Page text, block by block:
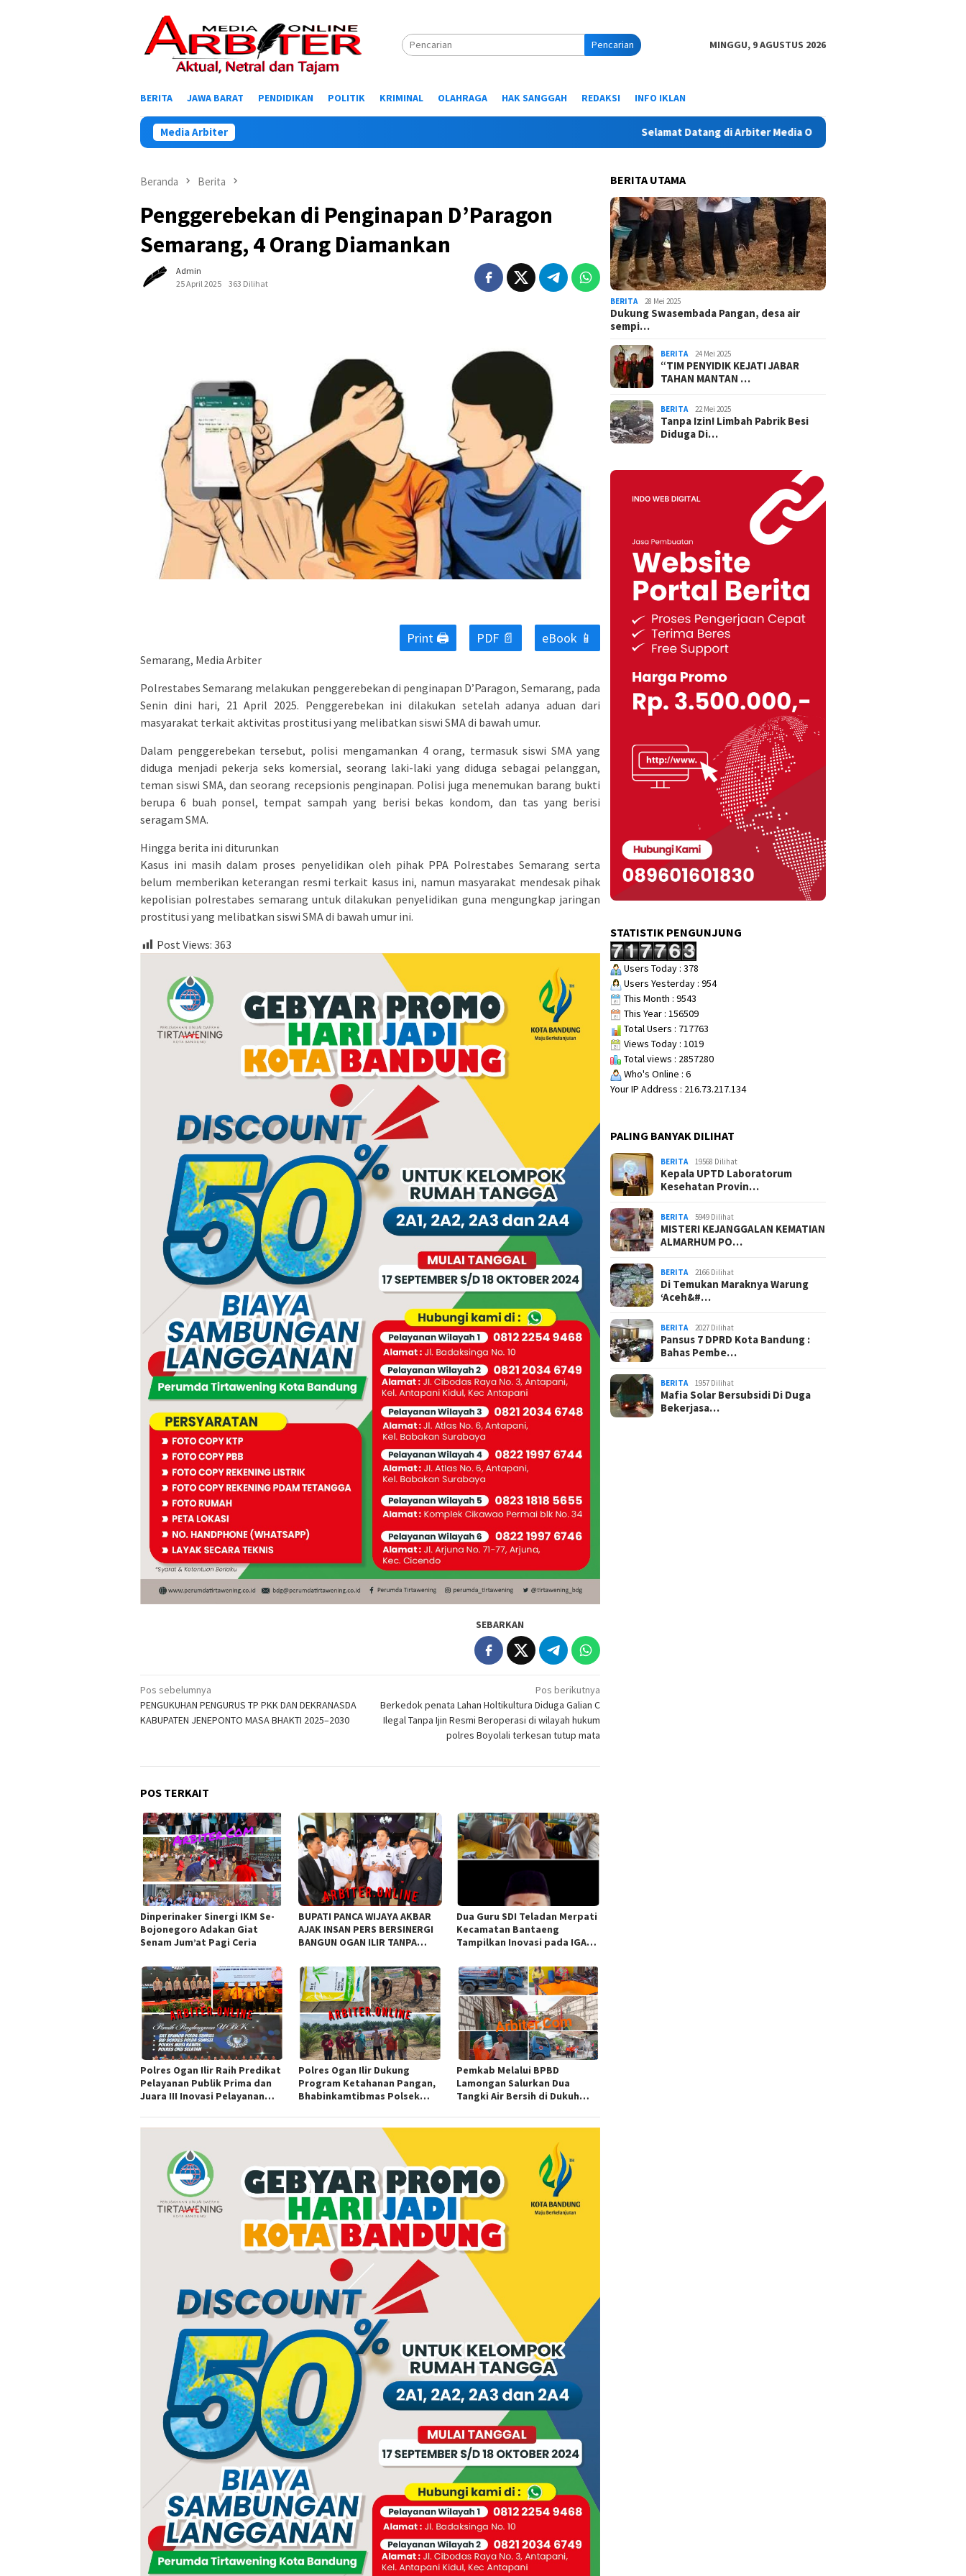
Pencarian MINGGU, 9 AGUSTUS 2026
BERITA JAWA BARAT PENDIDIKAN POLITIK KRIMINAL OLAHRAGA HAK SANGGAH REDAKSI INFO IKLAN
Media Arbiter Selamat Datang di Arbiter Media Online - Aktual, Netral dan Tajam
Beranda Berita
Penggerebekan di Penginapan D’Paragon
Semarang, 4 Orang Diamankan
Admin
25 April 2025
363 Dilihat
Print 🖨 PDF 📄 eBook 📱
Semarang, Media Arbiter
Polrestabes Semarang melakukan penggerebekan di penginapan D’Paragon, Semarang, pada
Senin dini hari, 21 April 2025. Penggerebekan ini dilakukan setelah adanya aduan dari
masyarakat terkait aktivitas prostitusi yang melibatkan siswi SMA di bawah umur.
Dalam penggerebekan tersebut, polisi mengamankan 4 orang, termasuk siswi SMA yang
diduga menjadi pekerja seks komersial, seorang laki-laki yang diduga sebagai pelanggan,
teman siswi SMA, dan seorang recepsionis penginapan. Polisi juga menemukan barang bukti
berupa 6 buah ponsel, tempat sampah yang berisi bekas kondom, dan tas yang berisi
seragam SMA.
Hingga berita ini diturunkan
Kasus ini masih dalam proses penyelidikan oleh pihak PPA Polrestabes Semarang serta
belum memberikan keterangan resmi terkait kasus ini, namun masyarakat mendesak pihak
kepolisian polrestabes semarang untuk dilakukan penyelidikan guna mengungkap jaringan
prostitusi yang melibatkan siswi SMA di bawah umur ini.
Post Views: 363
SEBARKAN
Navigasi
pos
Pos sebelumnya
PENGUKUHAN PENGURUS TP PKK DAN DEKRANASDA
KABUPATEN JENEPONTO MASA BHAKTI 2025–2030
Pos berikutnya
Berkedok penata Lahan Holtikultura Diduga Galian C
Ilegal Tanpa Ijin Resmi Beroperasi di wilayah hukum
polres Boyolali terkesan tutup mata
POS TERKAIT
Dinperinaker Sinergi IKM Se-
Bojonegoro Adakan Giat
Senam Jum’at Pagi Ceria
BUPATI PANCA WIJAYA AKBAR
AJAK INSAN PERS BERSINERGI
BANGUN OGAN ILIR TANPA
Dua Guru SDI Teladan Merpati
Kecamatan Bantaeng
Tampilkan Inovasi pada IGA
Sulawesi
Polres Ogan Ilir Raih Predikat
Pelayanan Publik Prima dan
Juara III Inovasi Pelayanan
Polres Ogan Ilir Dukung
Program Ketahanan Pangan,
Bhabinkamtibmas Polsek
Pemkab Melalui BPBD
Lamongan Salurkan Dua
Tangki Air Bersih di Dukuh
BERITA UTAMA
BERITA 28 Mei 2025
Dukung Swasembada Pangan, desa air
sempi…
BERITA 24 Mei 2025
“TIM PENYIDIK KEJATI JABAR
TAHAN MANTAN …
BERITA 22 Mei 2025
Tanpa Izin! Limbah Pabrik Besi
Diduga Di…
STATISTIK PENGUNJUNG
Users Today : 378
Users Yesterday : 954
This Month : 9543
This Year : 156509
Total Users : 717763
Views Today : 1019
Total views : 2857280
Who's Online : 6
Your IP Address : 216.73.217.134
PALING BANYAK DILIHAT
BERITA 19568 Dilihat
Kepala UPTD Laboratorum
Kesehatan Provin…
BERITA 5949 Dilihat
MISTERI KEJANGGALAN KEMATIAN
ALMARHUM PO…
BERITA 2166 Dilihat
Di Temukan Maraknya Warung
‘Aceh&#…
BERITA 2027 Dilihat
Pansus 7 DPRD Kota Bandung :
Bahas Pembe…
BERITA 1957 Dilihat
Mafia Solar Bersubsidi Di Duga
Bekerjasa…